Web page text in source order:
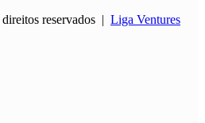
reservados | Liga Ventures